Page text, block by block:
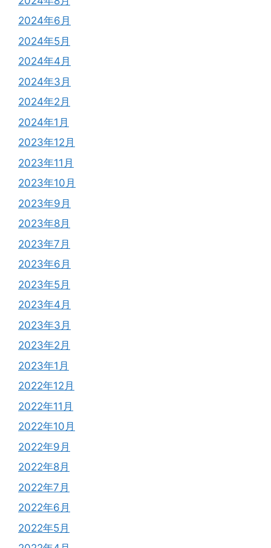
2024年6月
2024年5月
2024年4月
2024年3月
2024年2月
2024年1月
2023年12月
2023年11月
2023年10月
2023年9月
2023年8月
2023年7月
2023年6月
2023年5月
2023年4月
2023年3月
2023年2月
2023年1月
2022年12月
2022年11月
2022年10月
2022年9月
2022年8月
2022年7月
2022年6月
2022年5月